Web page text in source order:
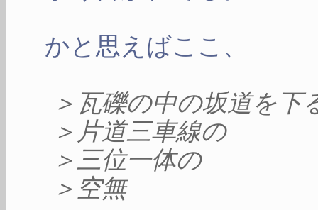
かと思えばここ、
＞瓦礫の中の坂道を下
＞片道三車線の
＞三位一体の
＞空無